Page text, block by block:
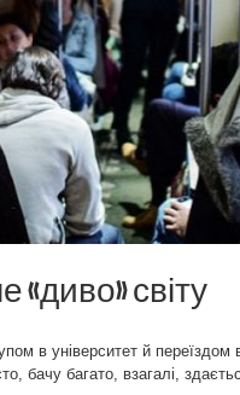
«диво» світу
в університет й переїздом
бачу багато, взагалі,